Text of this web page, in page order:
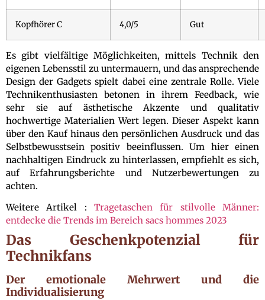
Kopfhörer C 4,0/5 Gut
Es gibt vielfältige Möglichkeiten, mittels Technik den
eigenen Lebensstil zu untermauern, und das ansprechende
Design der Gadgets spielt dabei eine zentrale Rolle. Viele
Technikenthusiasten betonen in ihrem Feedback, wie
sehr sie auf ästhetische Akzente und qualitativ
hochwertige Materialien Wert legen. Dieser Aspekt kann
über den Kauf hinaus den persönlichen Ausdruck und das
Selbstbewusstsein positiv beeinflussen. Um hier einen
nachhaltigen Eindruck zu hinterlassen, empfiehlt es sich,
auf Erfahrungsberichte und Nutzerbewertungen zu
achten.
Weitere Artikel : Tragetaschen für stilvolle Männer:
entdecke die Trends im Bereich sacs hommes 2023
Das Geschenkpotenzial für
Technikfans
Der emotionale Mehrwert und die
Individualisierung